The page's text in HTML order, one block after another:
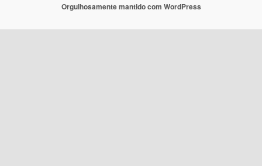
Orgulhosamente mantido com WordPress